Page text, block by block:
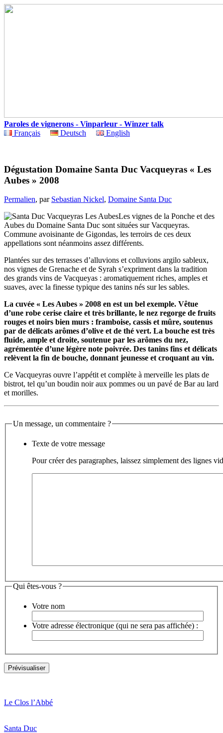
Paroles de vignerons - Vinparleur - Winzer talk
Français
Deutsch English
Dégustation Domaine Santa Duc Vacqueyras « Les
Aubes » 2008
Permalien, par Sebastian Nickel, Domaine Santa Duc
Les vignes de la Ponche et des
Aubes du Domaine Santa Duc sont situées sur Vacqueyras.
Commune avoisinante de Gigondas, les terroirs de ces deux
appellations sont néanmoins assez différents.
Plantées sur des terrasses d’alluvions et colluvions argilo sableux,
nos vignes de Grenache et de Syrah s’expriment dans la tradition
des grands vins de Vacqueyas : aromatiquement riches, amples et
suaves, avec la finesse typique des tanins nés sur les sables.
La cuvée « Les Aubes » 2008 en est un bel exemple. Vêtue
d’une robe cerise claire et très brillante, le nez regorge de fruits
rouges et noirs bien murs : framboise, cassis et mûre, soutenus
par de délicats arômes d’olive et de thé vert. La bouche est très
fluide, ample et droite, soutenue par les arômes du nez,
agrémentée d’une légère note poivrée. Des tanins fins et délicats
relèvent la fin de bouche, donnant jeunesse et croquant au vin.
Ce Vacqueyras ouvre l’appétit et complète à merveille les plats de
bistrot, tel qu’un boudin noir aux pommes ou un pavé de Bar au lard
et morilles.
Un message, un commentaire ?
Texte de votre message
Pour créer des paragraphes, laissez simplement des lignes
Qui êtes-vous ?
Votre nom
Votre adresse électronique (qui ne sera pas affichée) :
Le Clos l’Abbé
Santa Duc